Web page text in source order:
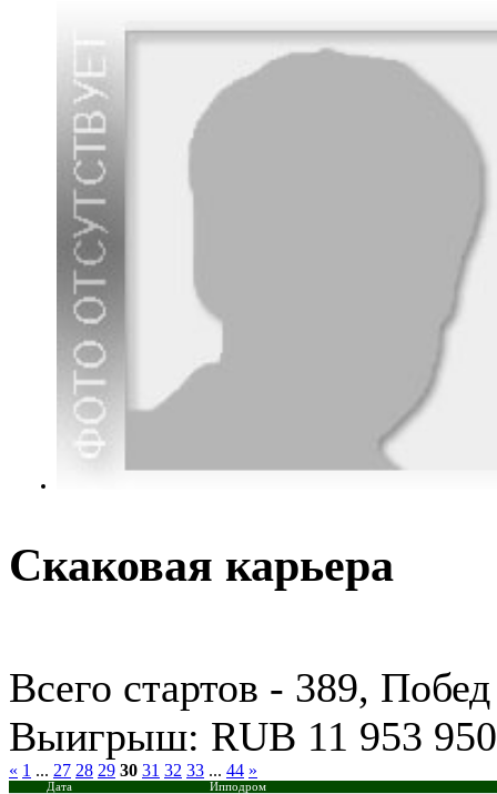
Скаковая карьера
Всего стартов - 389,
Выигрыш: RUB 11 953 950
« 1 ... 27 28 29 30 31 32 33 ... 44 »
Дата Ипподром